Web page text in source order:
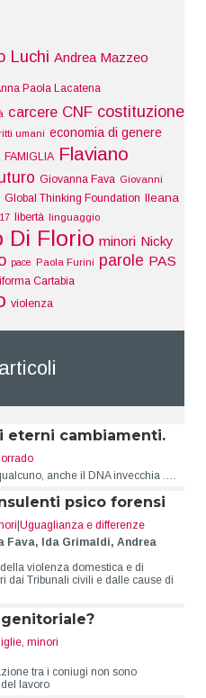
Luchi Andrea Mazzeo
Paola Lacatena
carcere CNF costituzione
umani economia di genere
FAMIGLIA Flaviano
Giovanna Fava Giovanni
Global Thinking Foundation Ileana
libertà linguaggio
Di Florio minori Nicky
pace Paola Furini parole PAS
Cartabia
violenza
eterni cambiamenti.
anche il DNA invecchia .…
psico forensi
Uguaglianza e differenze
Fava, Ida Grimaldi, Andrea
violenza domestica e di
dai Tribunali civili e dalle cause di
minori
tra i coniugi non sono
lavoro